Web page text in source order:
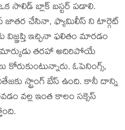
బ్లాక్ బస్టర్ పడాలి.
చేసినా, ఫ్యామిలీస్ ని టార్గెట్
విజ్ఞప్తి ఇచ్చినా ఫలితం మారడం
తరహా అదిరిపోయే
ఓపెనింగ్స్,
స్ట్రాంగ్ బేస్ ఉంది. కానీ దాన్ని
వల్ల ఇంత కాలం సక్సెస్